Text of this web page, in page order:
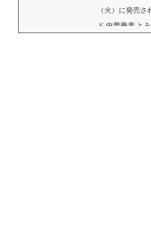
（火）に発売
ド 中華蕎麦 とみ